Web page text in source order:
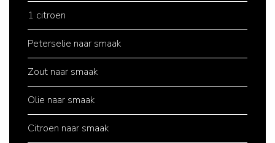
1 citroen
Peterselie naar smaak
Zout naar smaak
Olie naar smaak
Citroen naar smaak